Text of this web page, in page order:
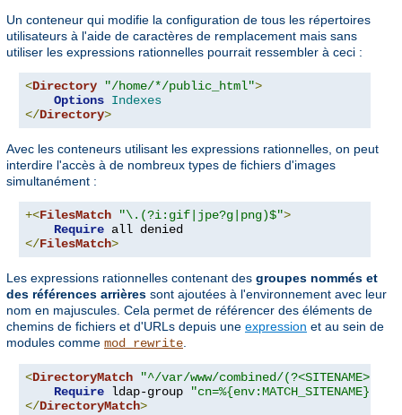
Un conteneur qui modifie la configuration de tous les répertoires
utilisateurs à l'aide de caractères de remplacement mais sans
utiliser les expressions rationnelles pourrait ressembler à ceci :
<Directory "/home/*/public_html">
Options Indexes
</Directory>
Avec les conteneurs utilisant les expressions rationnelles, on peut
interdire l'accès à de nombreux types de fichiers d'images
simultanément :
+<FilesMatch "\.(?i:gif|jpe?g|png)$">
Require
</FilesMatch>
Les expressions rationnelles contenant des groupes nommés et
des références arrières sont ajoutées à l'environnement avec leur
nom en majuscules. Cela permet de référencer des éléments de
chemins de fichiers et d'URLs depuis une expression et au sein de
modules comme mod_rewrite
<DirectoryMatch
"^/var/www/combined/(?<SITENAME>[^/
Require ldap-group
</DirectoryMatch>